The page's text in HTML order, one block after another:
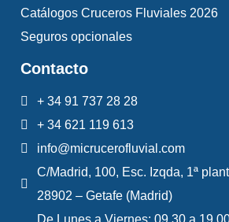
Catálogos Cruceros Fluviales 2026
Seguros opcionales
Contacto
+ 34 91 737 28 28
+ 34 621 119 613
info@micrucerofluvial.com
C/Madrid, 100, Esc. Izqda, 1ª
28902 – Getafe (Madrid)
De Lunes a Viernes: 09.30 a